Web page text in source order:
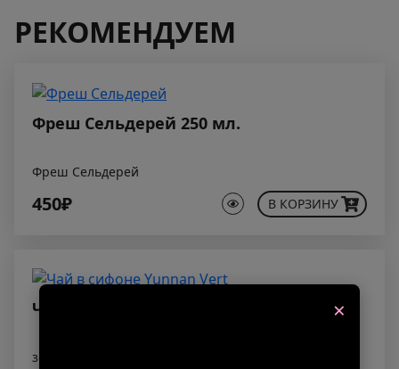
РЕКОМЕНДУЕМ
Фреш Сельдерей 250 мл.
Фреш Сельдерей
450₽ В КОРЗИНУ
Чай в сифоне Yunnan Vert 500 мл.
зелёный чай c нотами свежескошенной травы и
×